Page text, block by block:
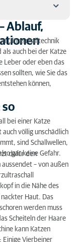
Kosten und
Ablauf,
Ultraschalltechnik
auch bei der Katze
Leber oder eben das
sollten, wie Sie das
können,
so
bei einer Katze
völlig unschädlich
sind Schallwellen,
gar keine Gefahr.
dafür den
– von außen
in die Nähe des
Haut. Das
werden muss
Scheiteln der Haare
kann Katzen
Einige Vierbeiner